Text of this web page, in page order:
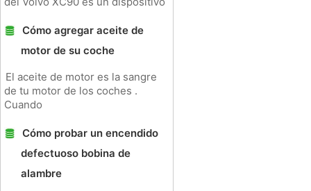
Cómo agregar aceite de
motor de su coche
El aceite de motor es la sangre
de tu motor de los coches .
Cuando
Cómo probar un encendido
defectuoso bobina de
alambre